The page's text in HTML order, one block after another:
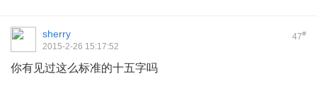
47#
sherry
2015-2-26 15:17:52
你有见过这么标准的十五字吗